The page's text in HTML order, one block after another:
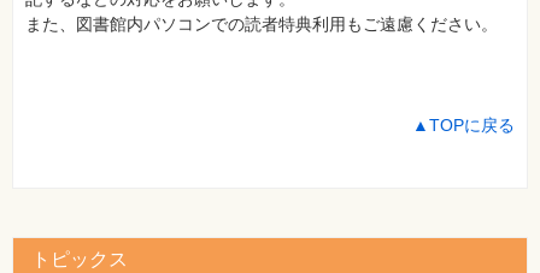
また、図書館内パソコンでの読者特典利用もご遠慮ください。
▲TOPに戻る
トピックス